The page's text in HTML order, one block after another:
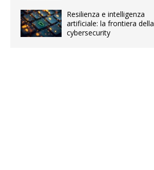
Resilienza e intelligenza
artificiale: la frontiera della
cybersecurity